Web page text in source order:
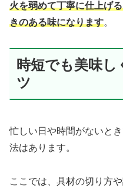
火を弱めて丁寧に仕上げ
きのある味になります。
時短でも美味
ツ
忙しい日や時間がないと
法はあります。
ここでは、具材の切り方